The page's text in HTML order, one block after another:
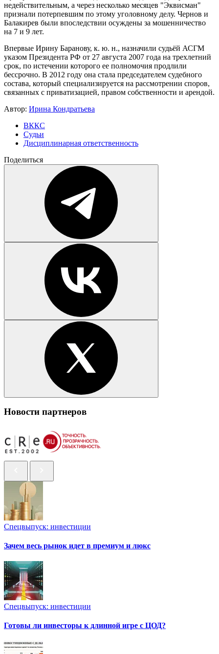
недействительным, а через несколько месяцев "Эквисман"
признали потерпевшим по этому уголовному делу. Чернов и
Балакирев были впоследствии осуждены за мошенничество
на 7 и 9 лет.
Впервые Ирину Баранову, к. ю. н., назначили судьёй АСГМ
указом Президента РФ от 27 августа 2007 года на трехлетний
срок, по истечении которого ее полномочия продлили
бессрочно. В 2012 году она стала председателем судебного
состава, который специализируется на рассмотрении споров,
связанных с приватизацией, правом собственности и арендой.
Автор: Ирина Кондратьева
ВККС
Судьи
Дисциплинарная ответственность
Поделиться
Новости партнеров
Спецвыпуск: инвестиции
Зачем весь рынок идет в премиум и люкс
Спецвыпуск: инвестиции
Готовы ли инвесторы к длинной игре с ЦОД?